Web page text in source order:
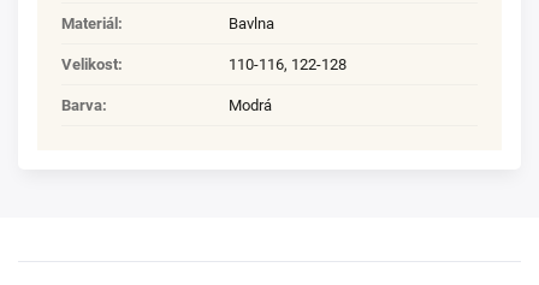
Materiál : Bavlna
Velikost: 110-116, 122-128
Barva: Modrá